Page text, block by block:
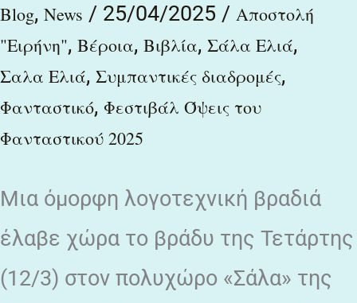
Blog, News / 25/04/2025 / Αποστολή
"Ειρήνη", Βέροια, Βιβλία, Σάλα Ελιά,
Σαλα Ελιά, Συμπαντικές διαδρομές,
Φανταστικό, Φεστιβάλ Όψεις του
Φανταστικού 2025
Μια όμορφη λογοτεχνική βραδιά
έλαβε χώρα το βράδυ της Τετάρτης
(12/3) στον πολυχώρο «Σάλα» της
του
Φανταστικού»
στη
Βέροια